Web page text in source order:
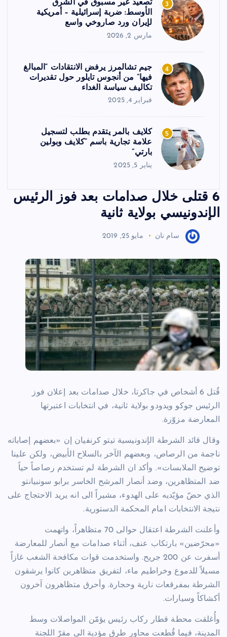
3
تصعيد غير مسبوق في الشرق
الأوسط: ضربة إسرائيلية – أمريكية
لإيران ورد صاروخي واسع
مارس 2, 2026
4
جيم تشالمرز يرفض الانتقادات “المبالغ
فيها” من أنجوس تايلور حول تقديرات
تكاليف سياسة الغداء
فبراير 4, 2025
5
كلايف بالمر يتقدم بطلب لتسجيل
علامة تجارية باسم “كلايف وبولين
بارتي”
يناير 5, 2025
6 قتلى خلال صدامات بعد فوز الرئيس
الإندونيسي بولاية ثانية
سام نان مايو 25, 2019
قُتل 6 أشخاص في جاكرتا، خلال صدامات بعد إعلان فوز
الرئيس جوكو ويدودو بولاية ثانية، في انتخابات اعتبرتها
المعارضة مزوّرة.
وقال قائد الشرطة الإندونيسية تيتو كرنفيان إن «بعضهم إصاباته
ناجمة من الرصاص، وبعضهم الآخر بالسلاح الأبيض، ولكن علينا
توضيح الملابسات». وأكد ان الشرطة لم تستخدم رصاصاً حياً
ضد المتظاهرين، وضد أنصار المرشح الخاسر برابو سونبيانتو
الذي حضّ مؤيّديه على الهدوء، مشيراً الى انه يريد الاحتجاج على
نتيجة الانتخابات امام المحكمة الدستورية.
وأعلنت الشرطة اعتقال حوالى 70 متظاهراً، واتهمت
«محرّضين» بارتكاب عنف، أثناء صدامات مع أنصار للمعارضة
أسفرت عن 200 جريح. واستخدمت قوات مكافحة الشغب غازاً
مسيلاً للدموع وخراطيم ماء، لتفريق متظاهرين كانوا يرشقون
الشرطة بمفرقعات نارية وحجارة. وأحرق متظاهرون آخرون
أكشاكاً وسيارات.
وأُغلقت محطة قطار ركاب رئيس يؤمّن المواصلات وسط
المدينة، فيما قُطعت محاور طرق مؤدية الى مقرّ اللجنة